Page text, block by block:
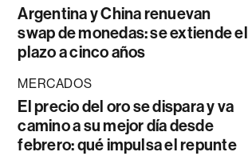
Argentina y China renuevan
swap de monedas: se extiende el
plazo a cinco años
MERCADOS
El precio del oro se dispara y va
camino a su mejor día desde
febrero: qué impulsa el repunte